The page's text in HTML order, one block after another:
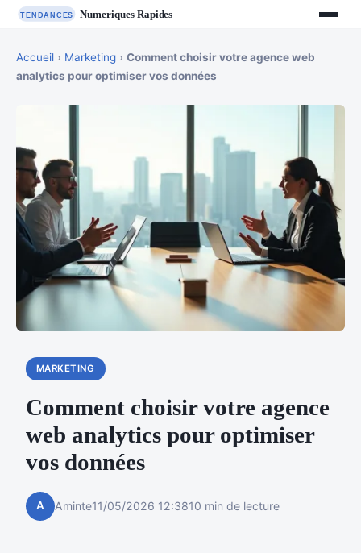
Accueil › Marketing › Comment choisir votre agence web
analytics pour optimiser vos données
MARKETING
Comment choisir votre agence
web analytics pour optimiser
vos données
A Aminte11/05/2026 12:3810 min de lecture